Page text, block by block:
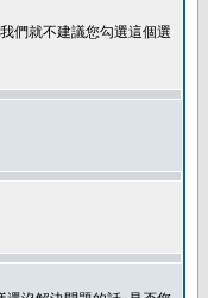
們就不建議您勾選這個選